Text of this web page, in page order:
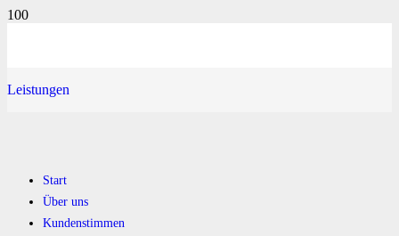
Leistungen
Start
Über uns
Kundenstimmen